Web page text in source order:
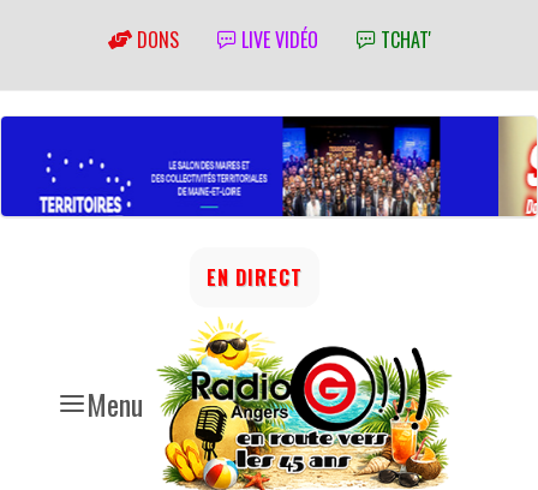
DONS LIVE VIDÉO TCHAT'
Menu
EN DIRECT